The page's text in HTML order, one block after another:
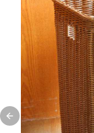
Previous slide